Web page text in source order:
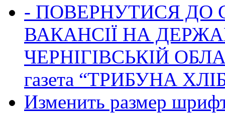
- ПОВЕРНУТИСЯ ДО
ВАКАНСІЇ НА
ЧЕРНІГІВСЬКІЙ
газета “ТРИБУНА
Изменить размер